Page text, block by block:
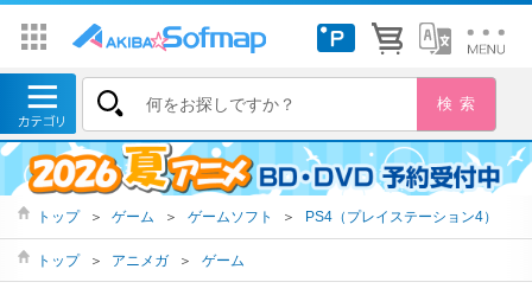
トップ ＞ ゲーム ＞ ゲームソフト ＞ PS4（プレイステーション4）
トップ ＞ アニメガ ＞ ゲーム